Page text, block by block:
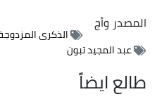
المصدروأج
الذكرى المزدوجة لـ24 فيفري
عبد المجيد تبون
طالع ايضاً